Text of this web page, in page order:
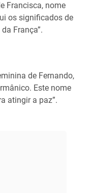
Francisca, nome
os significados de
França”.
de Fernando,
Este nome
atingir a paz”.